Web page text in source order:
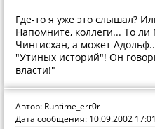
Где-то я уже это слышал?
Напомните, коллеги... То ли
Чингисхан, а может
"Утиных историй"! Он
власти!"
Автор: Runtime_err0r
Дата сообщения: 10.09.2002 17:01